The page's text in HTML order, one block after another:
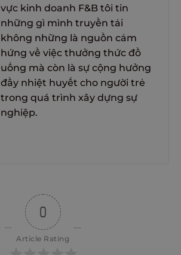
vực kinh doanh F&B tôi tin
những gì mình truyền tải
không những là nguồn cảm
hứng về việc thưởng thức đồ
uống mà còn là sự cộng hưởng
đầy nhiệt huyết cho người trẻ
trong quá trình xây dựng sự
nghiệp.
0
Article Rating